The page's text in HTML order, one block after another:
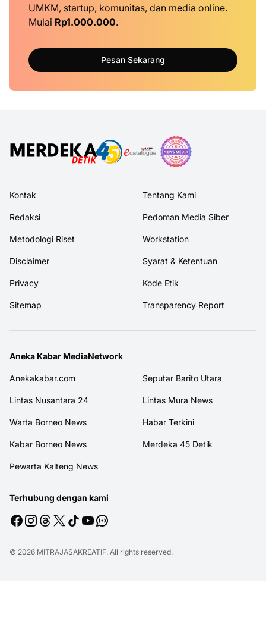
UMKM, startup, komunitas, dan media online.
Mulai Rp1.000.000.
Pesan Sekarang
Kontak Tentang Kami
Redaksi Pedoman Media Siber
Metodologi Riset Workstation
Disclaimer Syarat & Ketentuan
Privacy Kode Etik
Sitemap Transparency Report
Aneka Kabar MediaNetwork
Anekakabar.com Seputar Barito Utara
Lintas Nusantara 24 Lintas Mura News
Warta Borneo News Habar Terkini
Kabar Borneo News Merdeka 45 Detik
Pewarta Kalteng News
Terhubung dengan kami
© 2026 MITRAJASAKREATIF. All rights reserved.